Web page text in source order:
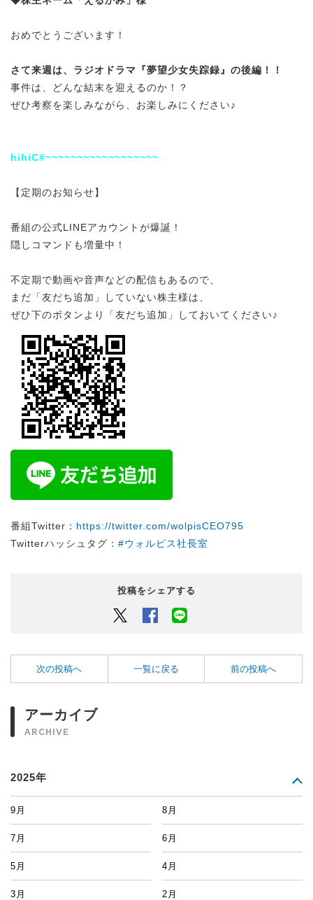
おめでとうございます！
さて来週は、ラジオドラマ『夢望少女失踪録』の後編！！
事件は、どんな結末を迎えるのか！？
ぜひ考察を楽しみながら、 お楽しみにください♪
hihiC#~~~~~~~~~~~~~~~~~~
【定期のお知らせ】
番組の公式LINEアカウントが爆誕！
隠しコマンドも増量中！
不定期で動画や音声などの配信もあるので、
まだ「友だち追加」していない株主様は、
ぜひ下のボタンより「友だち追加」しておいてください♪
番組Twitter： https://twitter.com/wolpisCEO795
Twitterハッシュタグ： #ウォルピス社長室
投稿をシェアする
Twitter Facebook
次の投稿へ 一覧に戻る 前の投稿へ
アーカイブ
ARCHIVE
2025年
9月 8月
7月 6月
5月 4月
3月 2月